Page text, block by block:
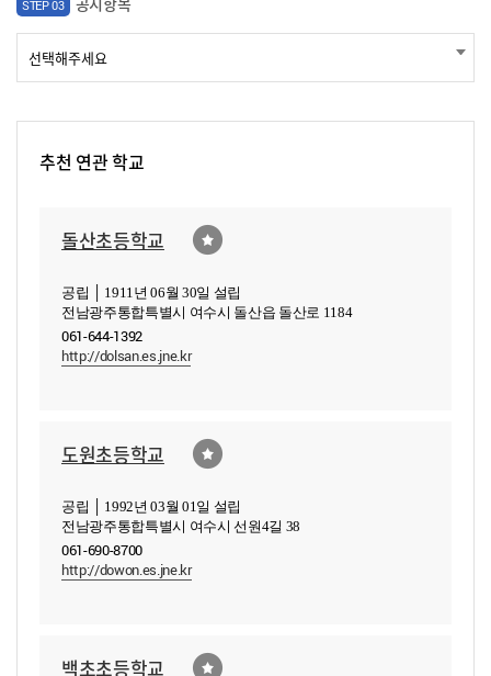
STEP 03
추천 연관 학교
돌산초등학교
공립 │ 1911년 06월 30일 설립
전남광주통합특별시 여수시 돌산읍 돌산로 1184
061-644-1392
http://dolsan.es.jne.kr
도원초등학교
공립 │ 1992년 03월 01일 설립
전남광주통합특별시 여수시 선원4길 38
061-690-8700
http://dowon.es.jne.kr
백초초등학교